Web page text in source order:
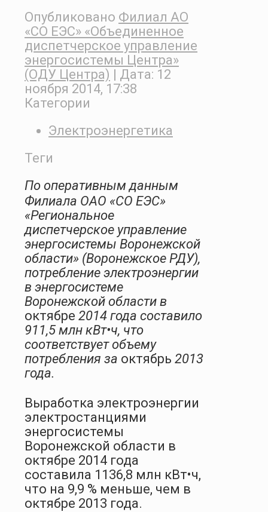
Опубликовано Филиал АО
«СО ЕЭС» «Объединенное
диспетчерское управление
энергосистемы Центра»
(ОДУ Центра)
| Дата: 12
ноября 2014, 17:38
Категории
Электроэнергетика
Теги
По оперативным данным
Филиала ОАО «СО ЕЭС»
«Региональное
диспетчерское управление
энергосистемы Воронежской
области» (Воронежское РДУ),
потребление электроэнергии
в энергосистеме
Воронежской области в
октябре 2014 года составило
911,5 млн кВт•ч, что
соответствует объему
потребления за октябрь 2013
года.
Выработка электроэнергии
электростанциями
энергосистемы
Воронежской области в
октябре 2014 года
составила 1136,8 млн кВт•ч,
что на 9,9 % меньше, чем в
октябре 2013 года.